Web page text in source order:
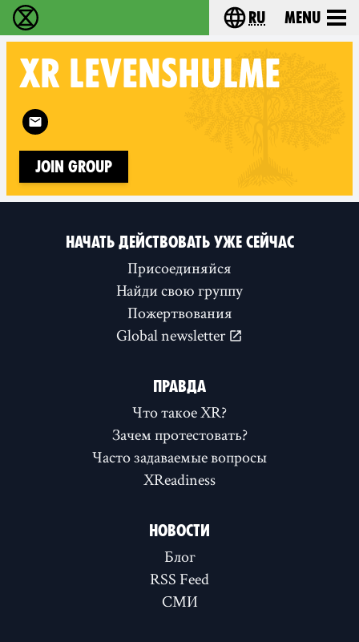
Extinction Rebellion - Home Choose your
ru Menu
XR LEVENSHULME
Follow XR Levenshulme on
Join Group
НАЧАТЬ ДЕЙСТВОВАТЬ УЖЕ СЕЙЧАС
Присоединяйся
Найди свою группу
Пожертвования
Global newsletter
ПРАВДА
Что такое XR?
Зачем протестовать?
Часто задаваемые вопросы
XReadiness
НОВОСТИ
Блог
RSS Feed
СМИ